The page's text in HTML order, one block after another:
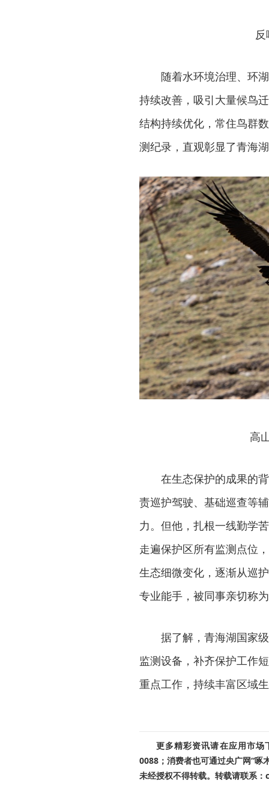
随着水环境治理、环
持续改善，吸引大量候鸟
结构持续优化，常住鸟群
测纪录，直观彰显了青海
高
在生态保护的成果的
责巡护驾驶、基础巡查等
力。但他，扎根一线勤学
走遍保护区所有监测点位
生态细微变化，逐渐从巡
专业能手，被同事亲切称
据了解，青海湖国家
监测设备，补齐保护工作
重点工作，持续丰富区域
更多精彩资讯请在应用市场
0088；消费者也可通过央广网“啄
未经授权不得转载。转载请联系